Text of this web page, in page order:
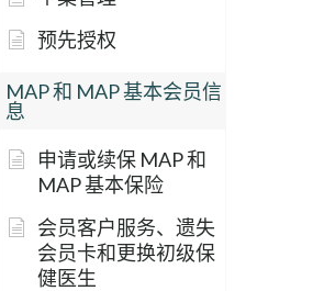
预先授权
MAP 和 MAP 基本会员信
息
申请或续保 MAP 和
MAP 基本保险
会员客户服务、遗失
会员卡和更换初级保
健医生